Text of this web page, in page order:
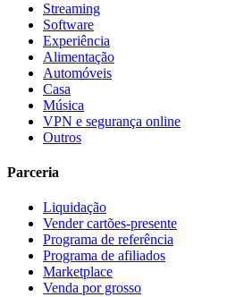
Streaming
Software
Experiência
Alimentação
Automóveis
Casa
Música
VPN e segurança online
Outros
Parceria
Liquidação
Vender cartões-presente
Programa de referência
Programa de afiliados
Marketplace
Venda por grosso